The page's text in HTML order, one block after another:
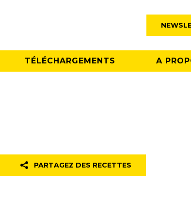
TÉLÉCHARGEMENTS A
PARTAGEZ DES RECETTES